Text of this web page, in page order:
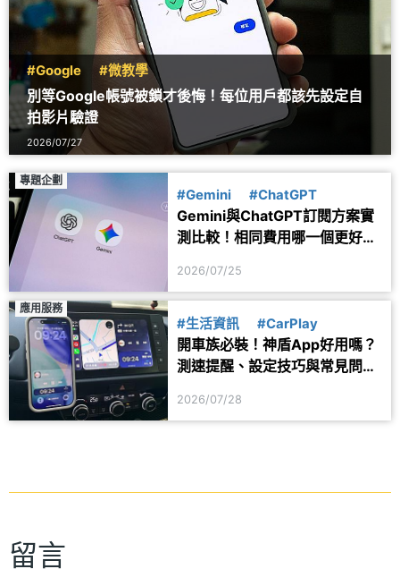
#Google #微教學
別等Google帳號被鎖才後悔！每位用戶都該先設定自
拍影片驗證
2026/07/27
專題企劃
#Gemini #ChatGPT
Gemini與ChatGPT訂閱方案實
測比較！相同費用哪一個更好
2026/07/25
應用服務
#生活資訊 #CarPlay
開車族必裝！神盾App好用嗎？
測速提醒、設定技巧與常見問題
2026/07/28
留言